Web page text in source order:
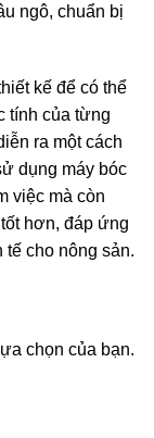
ngô, chuẩn bị
kế để có thể
tính của từng
ra một cách
dụng máy bóc
việc mà còn
hơn, đáp ứng
tế cho nông sản.
chọn của bạn.